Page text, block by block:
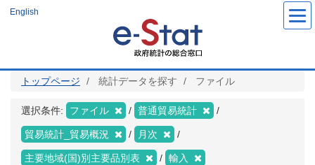
ツ
English
トップページ 統計データを探す ファイル
選択条件: ファイル 普通貿易統計
貿易統計_貿易概況 月次
主要地域(国)別主要品別表 輸入